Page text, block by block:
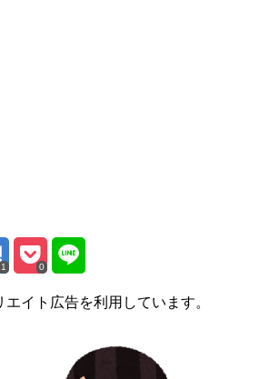
1 0
イト広告を利用しています。